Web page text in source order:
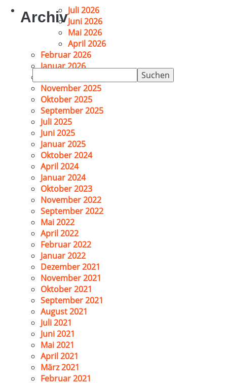
nach:
ArchivJuli 2026
Juni 2026
Mai 2026
April 2026
Februar 2026
Januar 2026
November 2025
Oktober 2025
September 2025
Juli 2025
Juni 2025
Januar 2025
Oktober 2024
April 2024
Januar 2024
Oktober 2023
November 2022
September 2022
Mai 2022
April 2022
Februar 2022
Januar 2022
Dezember 2021
November 2021
Oktober 2021
September 2021
August 2021
Juli 2021
Juni 2021
Mai 2021
April 2021
März 2021
Februar 2021